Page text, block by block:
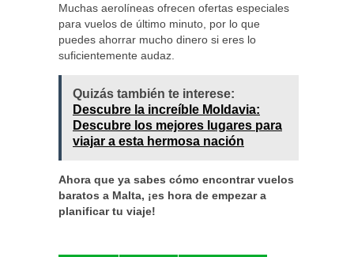
Muchas aerolíneas ofrecen ofertas especiales
para vuelos de último minuto, por lo que
puedes ahorrar mucho dinero si eres lo
suficientemente audaz.
Quizás también te interese:
Descubre la increíble Moldavia:
Descubre los mejores lugares para
viajar a esta hermosa nación
Ahora que ya sabes cómo encontrar vuelos
baratos a Malta, ¡es hora de empezar a
planificar tu viaje!